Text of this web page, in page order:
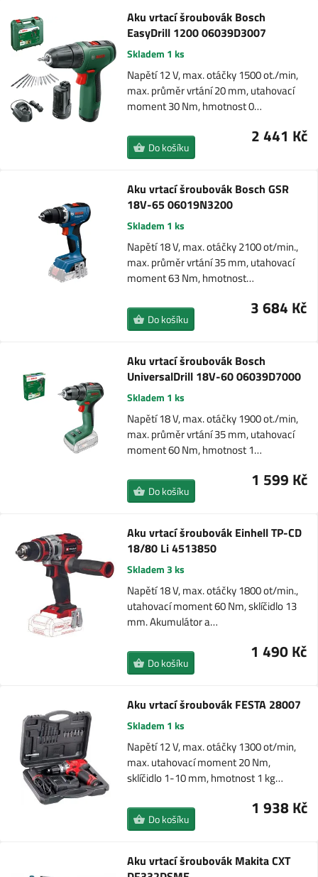
Aku vrtací šroubovák Bosch
EasyDrill 1200 06039D3007
Skladem 1 ks
Napětí 12 V, max. otáčky 1500 ot./min,
max. průměr vrtání 20 mm, utahovací
moment 30 Nm, hmotnost 0…
2 441 Kč
Do košíku
Aku vrtací šroubovák Bosch GSR
18V-65 06019N3200
Skladem 1 ks
Napětí 18 V, max. otáčky 2100 ot/min.,
max. průměr vrtání 35 mm, utahovací
moment 63 Nm, hmotnost…
3 684 Kč
Do košíku
Aku vrtací šroubovák Bosch
UniversalDrill 18V-60 06039D7000
Skladem 1 ks
Napětí 18 V, max. otáčky 1900 ot./min,
max. průměr vrtání 35 mm, utahovací
moment 60 Nm, hmotnost 1…
1 599 Kč
Do košíku
Aku vrtací šroubovák Einhell TP-CD
18/80 Li 4513850
Skladem 3 ks
Napětí 18 V, max. otáčky 1800 ot/min.,
utahovací moment 60 Nm, sklíčidlo 13
mm. Akumulátor a…
1 490 Kč
Do košíku
Aku vrtací šroubovák FESTA 28007
Skladem 1 ks
Napětí 12 V, max. otáčky 1300 ot/min,
max. utahovací moment 20 Nm,
sklíčidlo 1-10 mm, hmotnost 1 kg…
1 938 Kč
Do košíku
Aku vrtací šroubovák Makita CXT